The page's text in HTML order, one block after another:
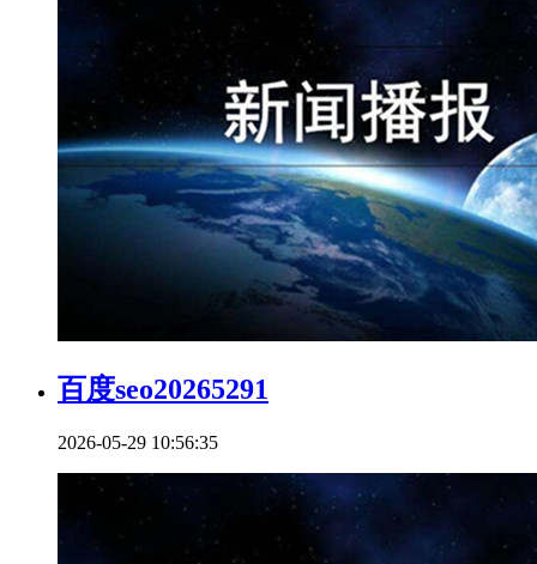
百度seo20265291
2026-05-29 10:56:35